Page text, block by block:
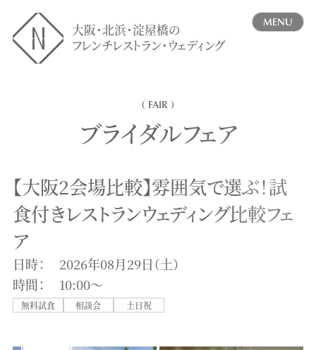
MENU
大阪・北浜・淀屋橋の
フレンチレストラン・ウェディング
( FAIR )
ブライダルフェア
【大阪2会場比較】雰囲気で選ぶ！試
食付きレストランウェディング比較フェ
ア
日時：
2026年08月29日（土）
時間：
10:00〜
無料試食 相談会 土日祝